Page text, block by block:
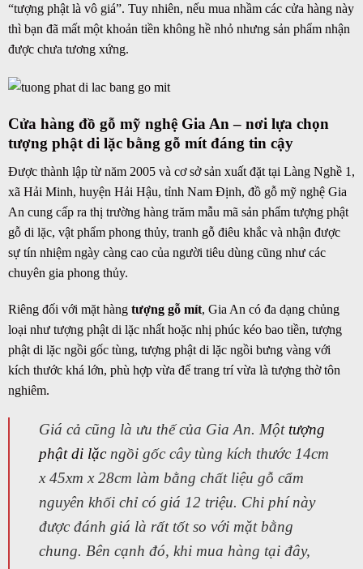
“tượng phật là vô giá”. Tuy nhiên, nếu mua nhầm các cửa hàng này
thì bạn đã mất một khoản tiền không hề nhỏ nhưng sản phẩm nhận
được chưa tương xứng.
Cửa hàng đồ gỗ mỹ nghệ Gia An – nơi lựa chọn
tượng phật di lặc bằng gỗ mít đáng tin cậy
Được thành lập từ năm 2005 và cơ sở sản xuất đặt tại Làng Nghề 1,
xã Hải Minh, huyện Hải Hậu, tỉnh Nam Định, đồ gỗ mỹ nghệ Gia
An cung cấp ra thị trường hàng trăm mẫu mã sản phẩm tượng phật
gỗ di lặc, vật phẩm phong thủy, tranh gỗ điêu khắc và nhận được
sự tín nhiệm ngày càng cao của người tiêu dùng cũng như các
chuyên gia phong thủy.
Riêng đối với mặt hàng tượng gỗ mít, Gia An có đa dạng chủng
loại như tượng phật di lặc nhất hoặc nhị phúc kéo bao tiền, tượng
phật di lặc ngồi gốc tùng, tượng phật di lặc ngồi bưng vàng với
kích thước khá lớn, phù hợp vừa để trang trí vừa là tượng thờ tôn
nghiêm.
Giá cả cũng là ưu thế của Gia An. Một tượng
phật di lặcngồi gốc cây tùng kích thước 14cm
x 45xm x 28cm làm bằng chất liệu gỗ cẩm
nguyên khối chỉ có giá 12 triệu. Chi phí này
được đánh giá là rất tốt so với mặt bằng
chung. Bên cạnh đó, khi mua hàng tại đây,